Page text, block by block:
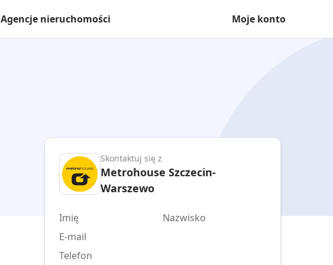
Agencje nieruchomości Moje konto
Skontaktuj się z
Metrohouse Szczecin-
Warszewo